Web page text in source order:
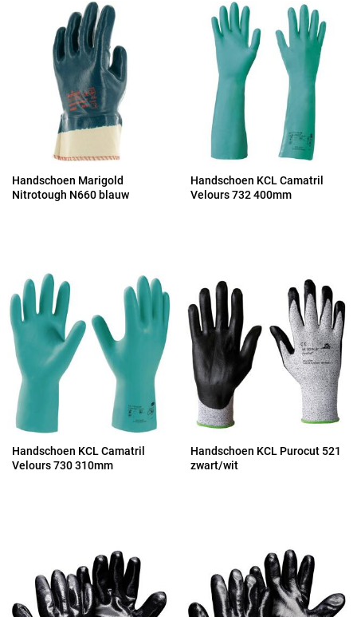
Handschoen Marigold
Nitrotough N660 blauw
Handschoen KCL Camatril
Velours 732 400mm
Handschoen KCL Camatril
Velours 730 310mm
Handschoen KCL Purocut 521
zwart/wit